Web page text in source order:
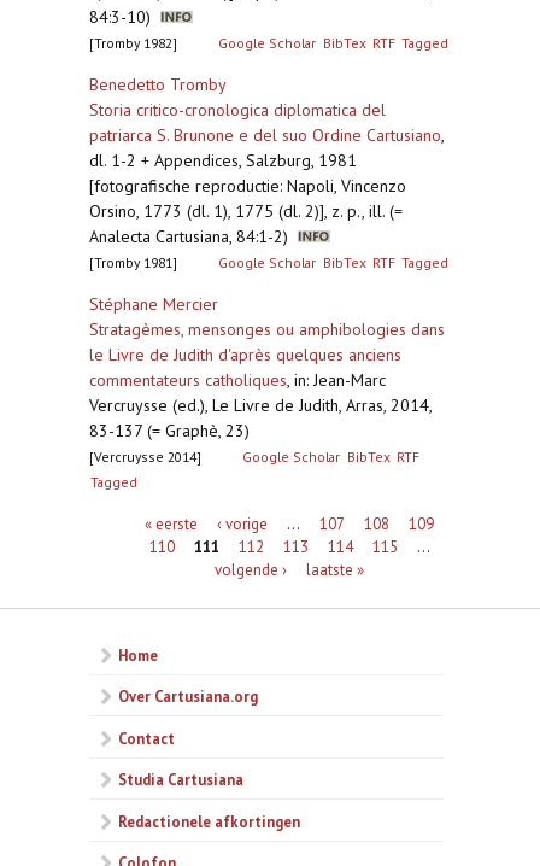
84:3-10)
[Tromby 1982] Google Scholar BibTex RTF Tagged
Benedetto Tromby
Storia critico-cronologica diplomatica del
patriarca S. Brunone e del suo Ordine Cartusiano,
dl. 1-2 + Appendices, Salzburg, 1981
[fotografische reproductie: Napoli, Vincenzo
Orsino, 1773 (dl. 1), 1775 (dl. 2)], z. p., ill. (=
Analecta Cartusiana, 84:1-2)
[Tromby 1981] Google Scholar BibTex RTF Tagged
Stéphane Mercier
Stratagèmes, mensonges ou amphibologies dans
le Livre de Judith d'après quelques anciens
commentateurs catholiques, in: Jean-Marc
Vercruysse (ed.), Le Livre de Judith, Arras, 2014,
83-137 (= Graphè, 23)
[Vercruysse 2014] Google Scholar BibTex RTF
Tagged
Pagina's« eerste ‹ vorige … 107 108
109
110
111 112 113 114 115
…
volgende ›
laatste »
Home
Over Cartusiana.org
Contact
Studia Cartusiana
Redactionele afkortingen